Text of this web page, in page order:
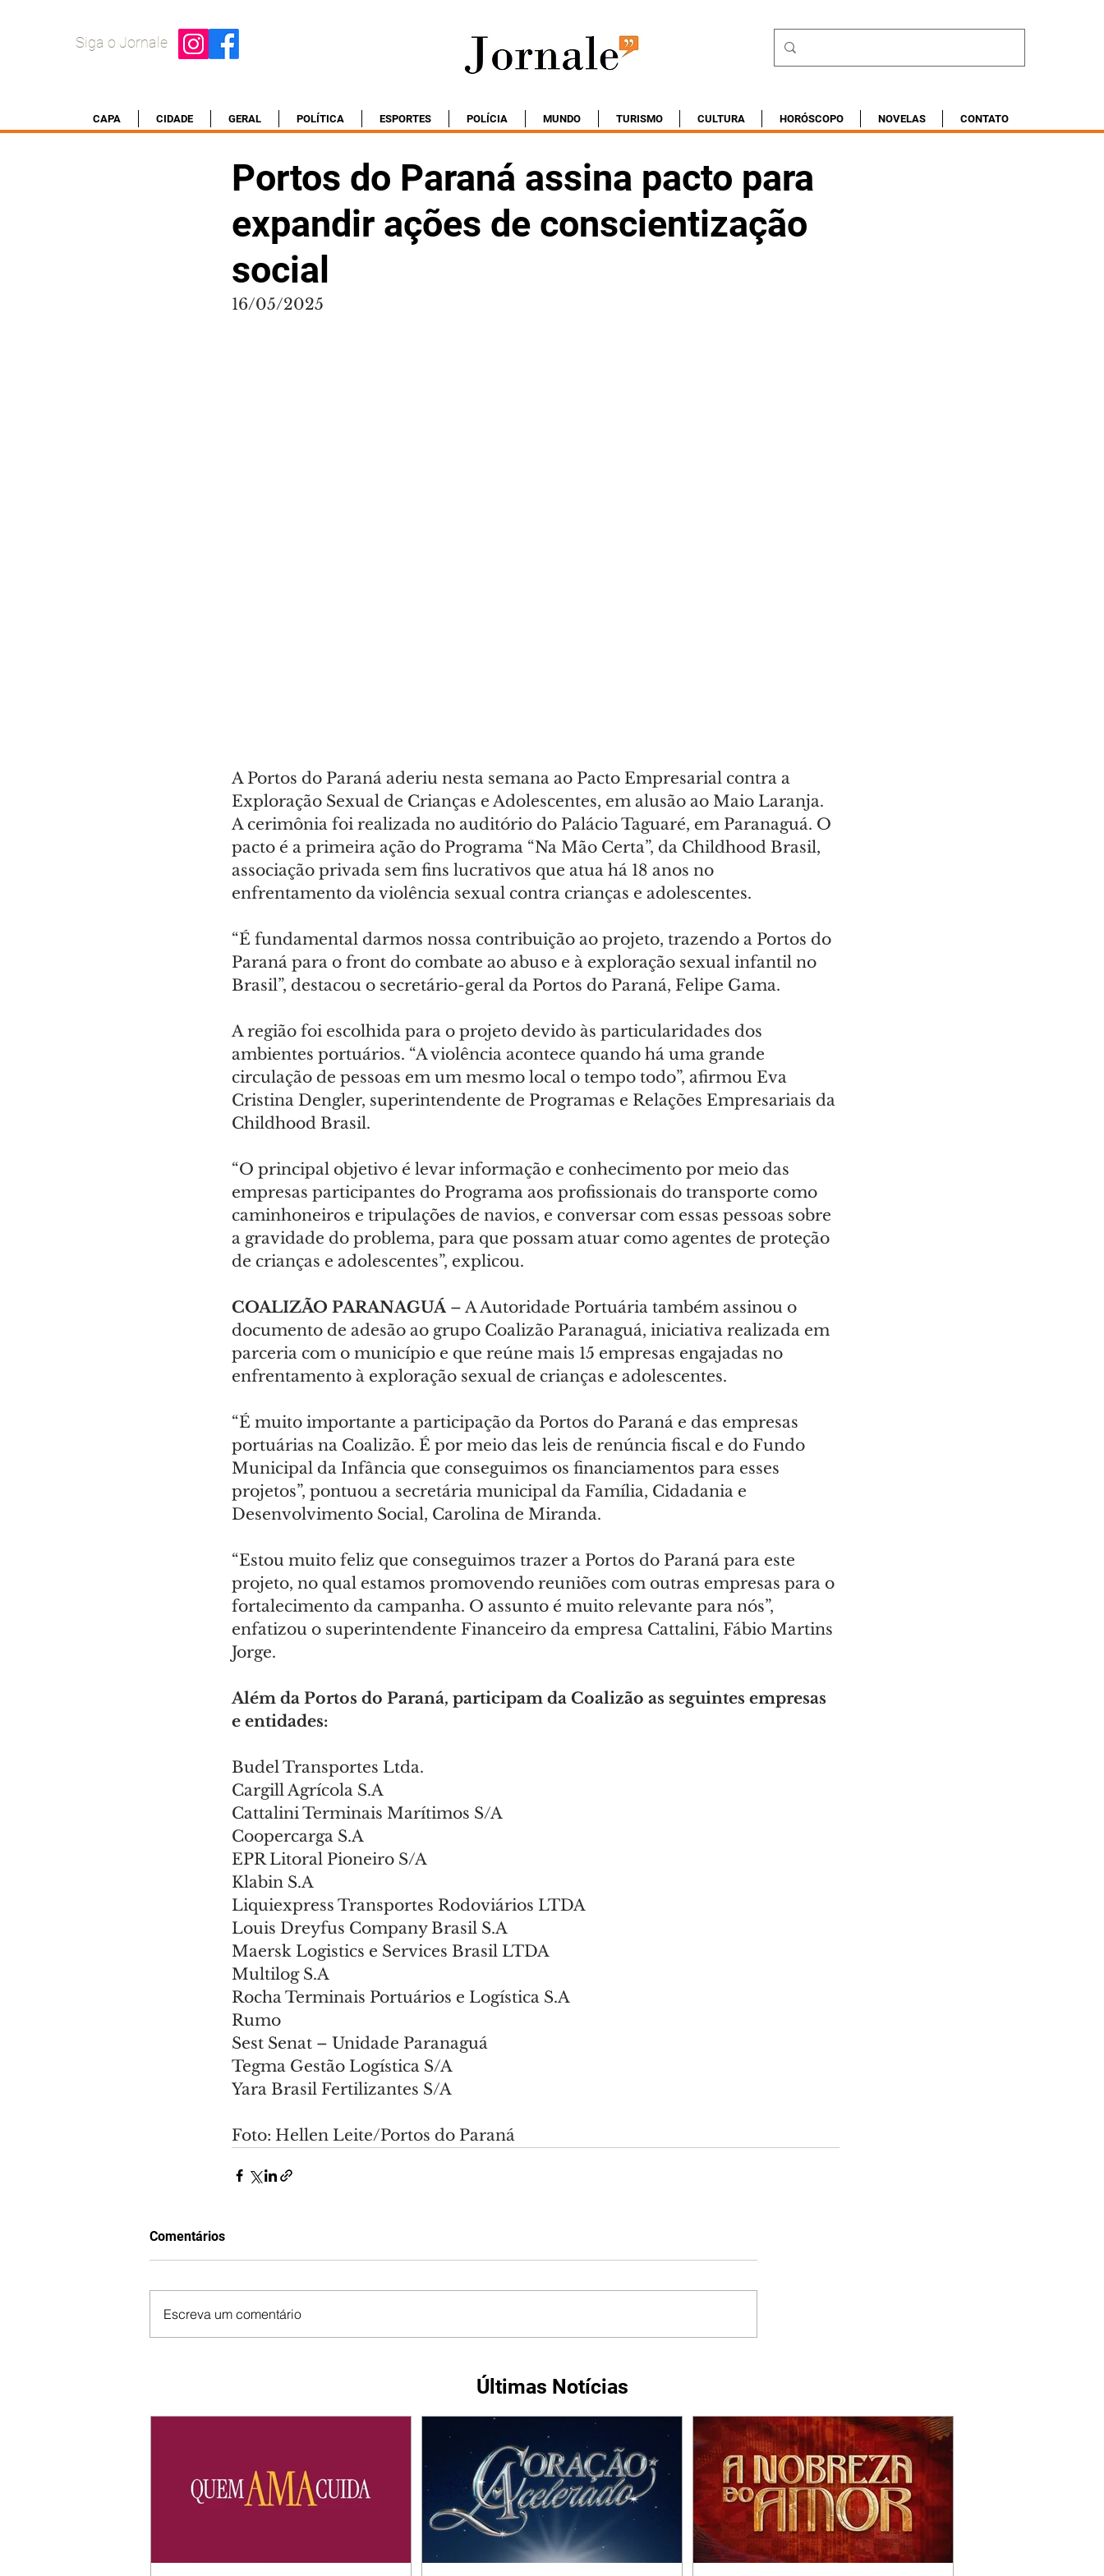
Siga o Jornale
CAPA CIDADE GERAL POLÍTICA ESPORTES POLÍCIA MUNDO TURISMO CULTURA HORÓSCOPO NOVELAS CONTATO
Portos do Paraná assina pacto para
expandir ações de conscientização
social
16/05/2025
A Portos do Paraná aderiu nesta semana ao Pacto Empresarial contra a
Exploração Sexual de Crianças e Adolescentes, em alusão ao Maio Laranja.
A cerimônia foi realizada no auditório do Palácio Taguaré, em Paranaguá. O
pacto é a primeira ação do Programa “Na Mão Certa”, da Childhood Brasil,
associação privada sem fins lucrativos que atua há 18 anos no
enfrentamento da violência sexual contra crianças e adolescentes.
“É fundamental darmos nossa contribuição ao projeto, trazendo a Portos do
Paraná para o front do combate ao abuso e à exploração sexual infantil no
Brasil”, destacou o secretário-geral da Portos do Paraná, Felipe Gama.
A região foi escolhida para o projeto devido às particularidades dos
ambientes portuários. “A violência acontece quando há uma grande
circulação de pessoas em um mesmo local o tempo todo”, afirmou Eva
Cristina Dengler, superintendente de Programas e Relações Empresariais da
Childhood Brasil.
“O principal objetivo é levar informação e conhecimento por meio das
empresas participantes do Programa aos profissionais do transporte como
caminhoneiros e tripulações de navios, e conversar com essas pessoas sobre
a gravidade do problema, para que possam atuar como agentes de proteção
de crianças e adolescentes”, explicou.
COALIZÃO PARANAGUÁ – A Autoridade Portuária também assinou o
documento de adesão ao grupo Coalizão Paranaguá, iniciativa realizada em
parceria com o município e que reúne mais 15 empresas engajadas no
enfrentamento à exploração sexual de crianças e adolescentes.
“É muito importante a participação da Portos do Paraná e das empresas
portuárias na Coalizão. É por meio das leis de renúncia fiscal e do Fundo
Municipal da Infância que conseguimos os financiamentos para esses
projetos”, pontuou a secretária municipal da Família, Cidadania e
Desenvolvimento Social, Carolina de Miranda.
“Estou muito feliz que conseguimos trazer a Portos do Paraná para este
projeto, no qual estamos promovendo reuniões com outras empresas para o
fortalecimento da campanha. O assunto é muito relevante para nós”,
enfatizou o superintendente Financeiro da empresa Cattalini, Fábio Martins
Jorge.
Além da Portos do Paraná, participam da Coalizão as seguintes empresas
e entidades:
Budel Transportes Ltda.
Cargill Agrícola S.A
Cattalini Terminais Marítimos S/A
Coopercarga S.A
EPR Litoral Pioneiro S/A
Klabin S.A
Liquiexpress Transportes Rodoviários LTDA
Louis Dreyfus Company Brasil S.A
Maersk Logistics e Services Brasil LTDA
Multilog S.A
Rocha Terminais Portuários e Logística S.A
Rumo
Sest Senat – Unidade Paranaguá
Tegma Gestão Logística S/A
Yara Brasil Fertilizantes S/A
Foto: Hellen Leite/Portos do Paraná
Comentários
Escreva um comentário
Últimas Notícias